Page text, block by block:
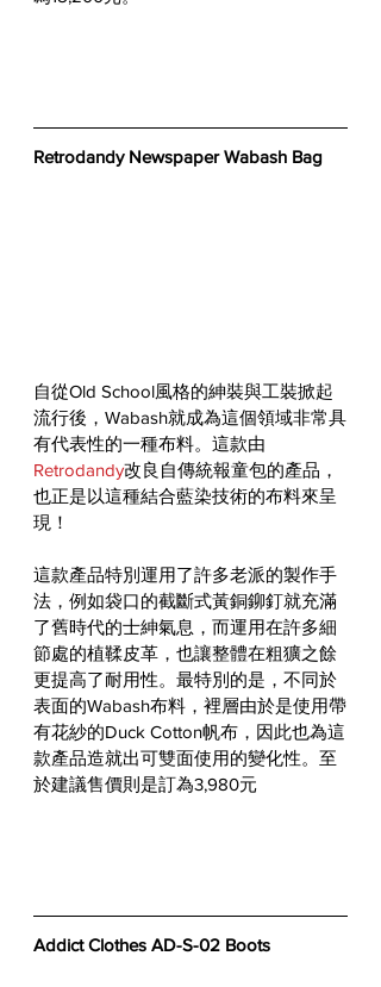
Retrodandy Newspaper Wabash Bag
自從Old School風格的紳裝與工裝掀起
流行後，Wabash就成為這個領域非常具
有代表性的一種布料。這款由
Retrodandy改良自傳統報童包的產品，
也正是以這種結合藍染技術的布料來呈
現！
這款產品特別運用了許多老派的製作手
法，例如袋口的截斷式黃銅鉚釘就充滿
了舊時代的士紳氣息，而運用在許多細
節處的植鞣皮革，也讓整體在粗獷之餘
更提高了耐用性。最特別的是，不同於
表面的Wabash布料，裡層由於是使用帶
有花紗的Duck Cotton帆布，因此也為這
款產品造就出可雙面使用的變化性。至
於建議售價則是訂為3,980元
Addict Clothes AD-S-02 Boots